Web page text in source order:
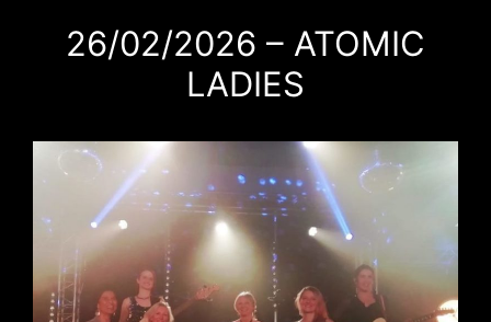
26/02/2026 – ATOMIC
LADIES